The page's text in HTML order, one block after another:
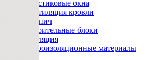
Пластиковые окна
Вентиляция кровли
Кирпич
Строительные блоки
Изоляция
Гидроизоляционные материалы